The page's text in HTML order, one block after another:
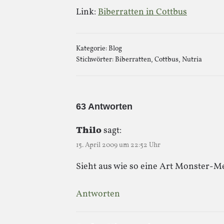
Link: Biberratten in Cottbus
Kategorie:Blog
Stichwörter:Biberratten, Cottbus, Nutria
63 Antworten
Thilosagt:
15. April 2009 um 22:52 Uhr
Sieht aus wie so eine Art Monster-
Antworten